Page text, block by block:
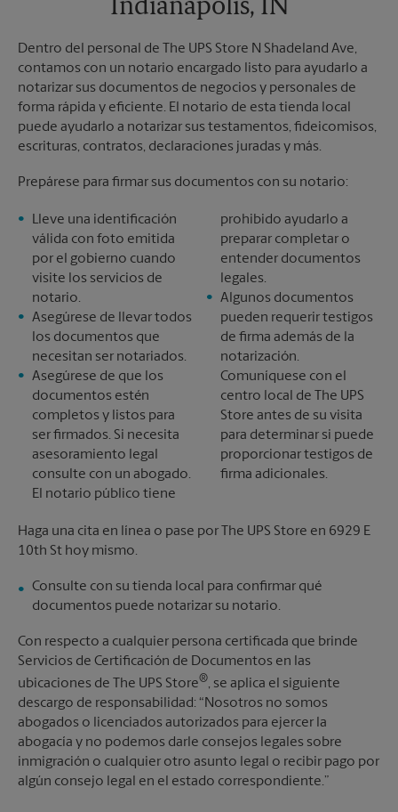
Indianapolis, IN
Dentro del personal de The UPS Store N Shadeland Ave,
contamos con un notario encargado listo para ayudarlo a
notarizar sus documentos de negocios y personales de
forma rápida y eficiente. El notario de esta tienda local
puede ayudarlo a notarizar sus testamentos, fideicomisos,
escrituras, contratos, declaraciones juradas y más.
Prepárese para firmar sus documentos con su notario:
Lleve una identificación
válida con foto emitida
por el gobierno cuando
visite los servicios de
notario.
Asegúrese de llevar todos
los documentos que
necesitan ser notariados.
Asegúrese de que los
documentos estén
completos y listos para
ser firmados. Si necesita
asesoramiento legal
consulte con un abogado.
El notario público tiene
prohibido ayudarlo a
preparar completar o
entender documentos
legales.
Algunos documentos
pueden requerir testigos
de firma además de la
notarización.
Comuníquese con el
centro local de The UPS
Store antes de su visita
para determinar si puede
proporcionar testigos de
firma adicionales.
Haga una cita en línea o pase por The UPS Store en 6929 E
10th St hoy mismo.
Consulte con su tienda local para confirmar qué
documentos puede notarizar su notario.
Con respecto a cualquier persona certificada que brinde
Servicios de Certificación de Documentos en las
ubicaciones de The UPS Store®, se aplica el siguiente
descargo de responsabilidad: “Nosotros no somos
abogados o licenciados autorizados para ejercer la
abogacía y no podemos darle consejos legales sobre
inmigración o cualquier otro asunto legal o recibir pago por
algún consejo legal en el estado correspondiente.”